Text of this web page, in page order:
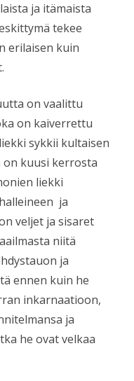
ja itämaista
tekee
erilaisen kuin
on vaalittu
on kaiverrettu
sykkii kultaisen
on kuusi kerrosta
liekki
ja
veljet ja sisaret
niitä
ja
ennen kuin he
inkarnaatioon,
ja
he ovat velkaa